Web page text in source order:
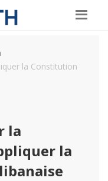
la Constitution
la
la